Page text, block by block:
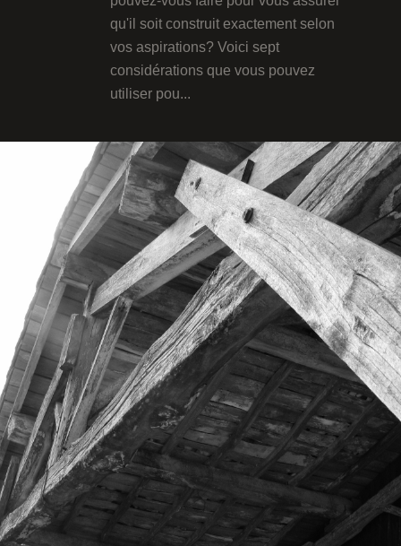
qu'il soit construit exactement selon
vos aspirations? Voici sept
considérations que vous pouvez
utiliser pou...
LIRE LA SUITE